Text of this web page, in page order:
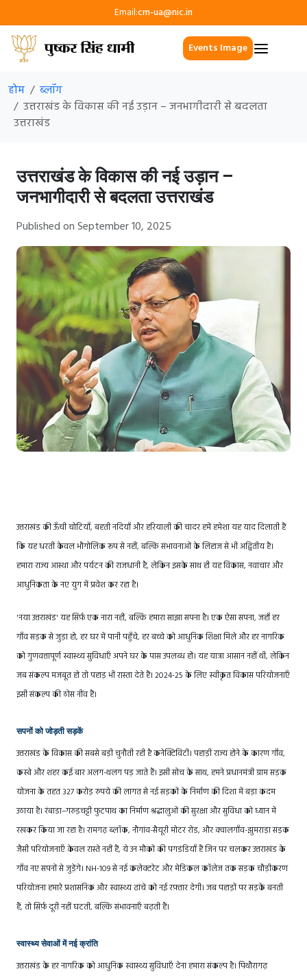
Email:cm-ua@nic.in
Events Image
होम
ब्लॉग
उत्तराखंड के विकास की नई उड़ान – जनभागीदारी से बदलता
उत्तराखंड
उत्तराखंड के विकास की नई उड़ान –
जनभागीदारी से बदलता उत्तराखंड
Published on September 10, 2025
उत्तराखंड की ऊँची चोटियाँ, बहती नदियाँ और हरियाली की चादर हमें हमेशा यह याद दिलाती हैं
कि यह धरती केवल भौगोलिक रूप से नहीं, बल्कि संभावनाओं के लिहाज से भी अद्वितीय है।
हमारा राज्य आस्था और पर्यटन की राजधानी है, लेकिन इसके साथ ही यह विकास, नवाचार और
आधुनिकता के नए युग में प्रवेश कर रहा है।
'नया उत्तराखंड' यह सिर्फ़ एक नारा नहीं, बल्कि हमारा साझा सपना है। एक ऐसा सपना, जहाँ हर
गाँव सड़क से जुड़ा हो, हर घर में पानी पहुँचे, हर बच्चे को आधुनिक शिक्षा मिले और हर नागरिक
को गुणवत्तापूर्ण स्वास्थ्य सुविधाएँ अपने घर के पास उपलब्ध हों। यह यात्रा आसान नहीं थी, लेकिन
जब संकल्प मजबूत हो तो पहाड़ भी रास्ता देते हैं। 2024-25 के लिए स्वीकृत विकास परियोजनाएँ
इसी संकल्प की ठोस नींव हैं।
सपनों को जोड़ती सड़कें
उत्तराखंड के विकास की सबसे बड़ी चुनौती रही है कनेक्टिविटी। पहाड़ी राज्य होने के कारण गाँव,
कस्बे और शहर कई बार अलग-थलग पड़ जाते हैं। इसी सोच के साथ, हमने प्रधानमंत्री ग्राम सड़क
योजना के तहत 327 करोड़ रुपये की लागत से नई सड़कों के निर्माण की दिशा में बड़ा कदम
उठाया है। रंबाडा–गरुड़चट्टी फुटपाथ का निर्माण श्रद्धालुओं की सुरक्षा और सुविधा को ध्यान में
रखकर किया जा रहा है। रामगढ़ ब्लॉक, नौगांव-सैयूरी मोटर रोड, और क्वालगाँव-झुमराड़ा सड़क
जैसी परियोजनाएँ केवल रास्ते नहीं हैं, ये उन मौकों की पगडंडियाँ हैं जिन पर चलकर उत्तराखंड के
गाँव नए सपनों से जुड़ेंगे। NH-109 से नई कलेक्टरेट और मेडिकल कॉलेज तक सड़क चौड़ीकरण
परियोजना हमारे प्रशासनिक और स्वास्थ्य ढांचे को नई रफ़्तार देगी। जब पहाड़ों पर सड़कें बनती
हैं, तो सिर्फ़ दूरी नहीं घटती, बल्कि संभावनाएँ बढ़ती हैं।
स्वास्थ्य सेवाओं में नई क्रांति
उत्तराखंड के हर नागरिक को आधुनिक स्वास्थ्य सुविधाएँ देना हमारा संकल्प है। पिथौरागढ़